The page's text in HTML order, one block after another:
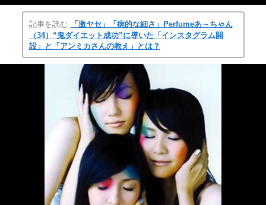
記事を読む
「激ヤセ」「病的な細さ」Perfumeあ～ちゃん
（34）“鬼ダイエット成功”に導いた「インスタグラム開
設」と「アンミカさんの教え」とは？